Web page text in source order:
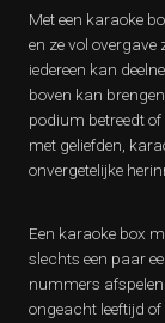
Met een karaoke
en ze vol overgave
iedereen kan
boven kan
podium betreedt
met geliefden,
onvergetelijke
Een karaoke box
slechts een paar
nummers afspelen
ongeacht leeftijd of